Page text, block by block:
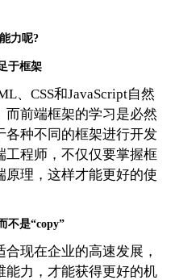
力呢?
于框架
CSS和JavaScript自然
而前端框架的学习是必然
各种不同的框架进行开发
工程师，不仅仅要掌握框
原理，这样才能更好的使
不是“copy”
现在企业的高速发展，
能力，才能获得更好的机